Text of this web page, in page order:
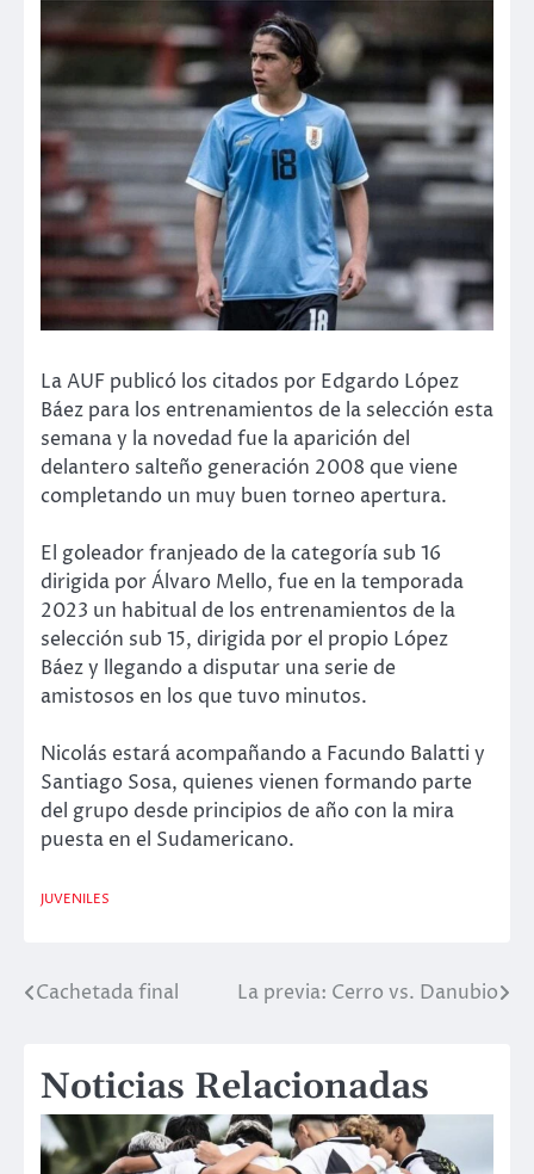
La AUF publicó los citados por Edgardo López
Báez para los entrenamientos de la selección esta
semana y la novedad fue la aparición del
delantero salteño generación 2008 que viene
completando un muy buen torneo apertura.
El goleador franjeado de la categoría sub 16
dirigida por Álvaro Mello, fue en la temporada
2023 un habitual de los entrenamientos de la
selección sub 15, dirigida por el propio López
Báez y llegando a disputar una serie de
amistosos en los que tuvo minutos.
Nicolás estará acompañando a Facundo Balatti y
Santiago Sosa, quienes vienen formando parte
del grupo desde principios de año con la mira
puesta en el Sudamericano.
JUVENILES
Navegación
entradas
Cachetada final La previa: Cerro vs. Danubio
Noticias Relacionadas